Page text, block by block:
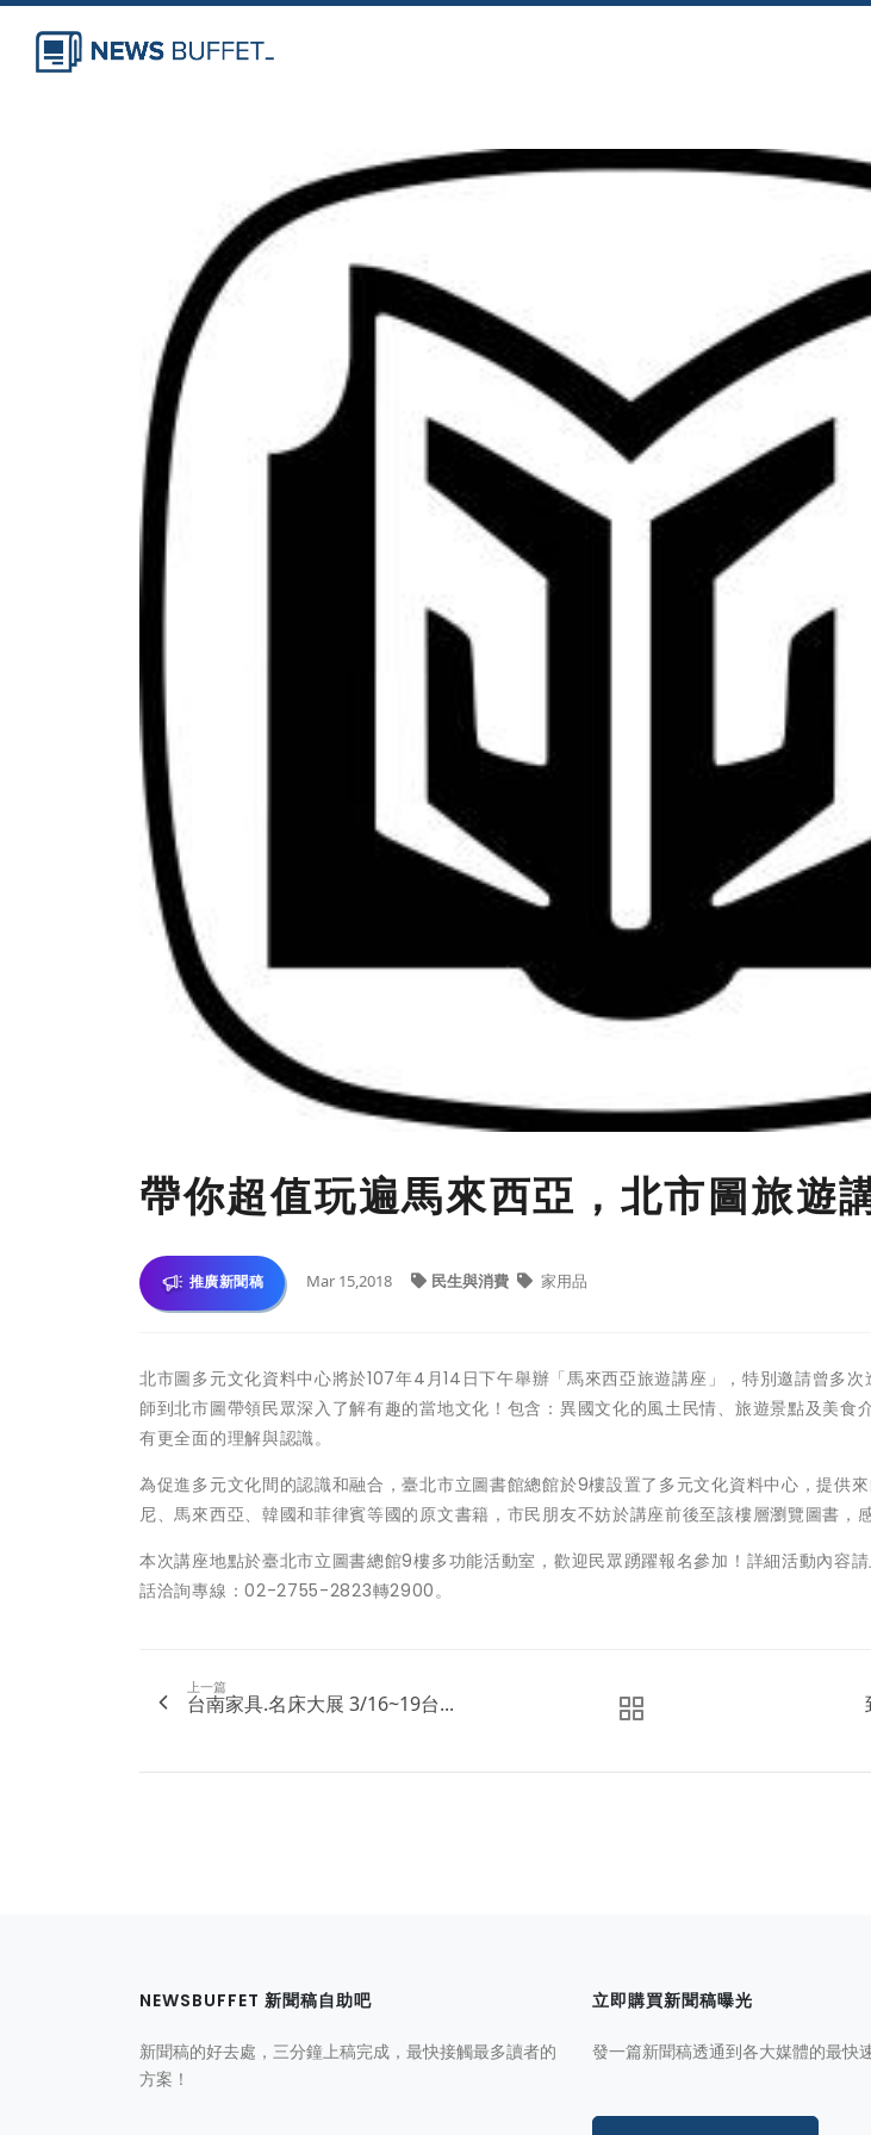
帶你超值玩遍馬來西亞，北市圖旅遊
推廣新聞稿 Mar 15,2018 民生與消費 家用品
北市圖多元文化資料中心將於107年4月14日下午舉辦「馬來西亞旅遊講座」，特別邀請曾多
師到北市圖帶領民眾深入了解有趣的當地文化！包含：異國文化的風土民情、旅遊景點及美食
有更全面的理解與認識。
為促進多元文化間的認識和融合，臺北市立圖書館總館於9樓設置了多元文化資料中心，提供
尼、馬來西亞、韓國和菲律賓等國的原文書籍，市民朋友不妨於講座前後至該樓層瀏覽圖書，
本次講座地點於臺北市立圖書總館9樓多功能活動室，歡迎民眾踴躍報名參加！詳細活動內容
話洽詢專線：02-2755-2823轉2900。
上一篇
台南家具.名床大展 3/16~19台...
NEWSBUFFET 新聞稿自助吧
新聞稿的好去處，三分鐘上稿完成，最快接觸最多讀者的
方案！
立即購買新聞稿曝光
發一篇新聞稿透通到各大媒體的最快